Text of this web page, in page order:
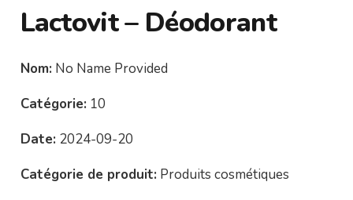
Lactovit – Déodorant
Nom: No Name Provided
Catégorie: 10
Date: 2024-09-20
Catégorie de produit: Produits cosmétiques